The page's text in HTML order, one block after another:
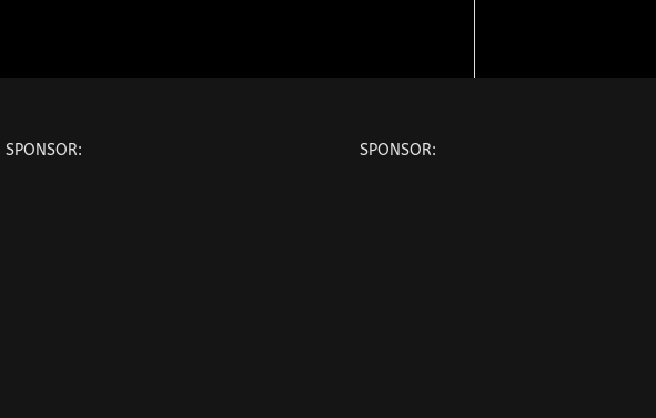
SPONSOR: SPONSOR: